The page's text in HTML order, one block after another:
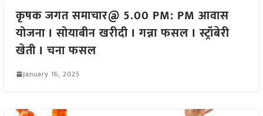
कृषक जगत समाचार@ 5.00 PM: PM आवास
योजना I सोयाबीन खरीदी I गन्ना फसल I स्ट्रॉबेरी
खेती I चना फसल
January 16, 2025